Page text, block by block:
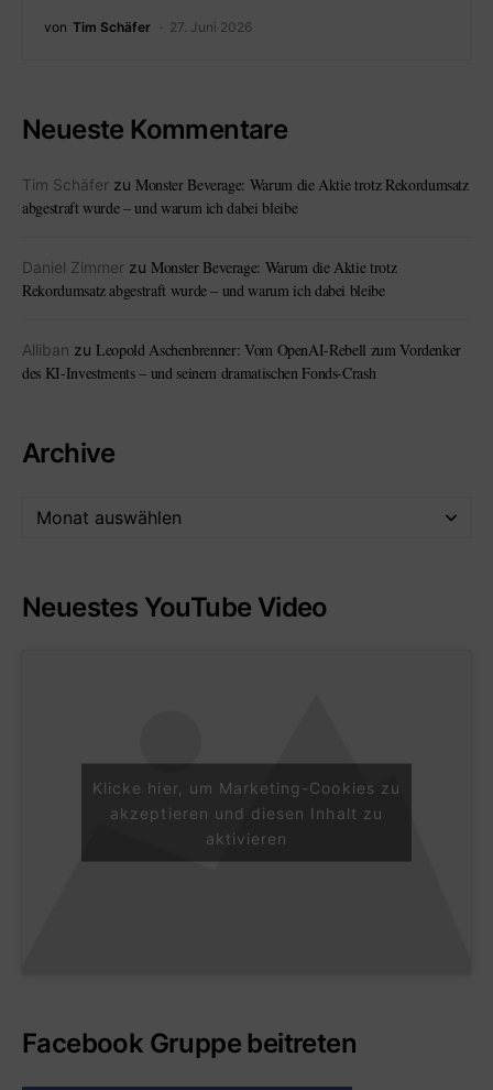
von Tim Schäfer 27. Juni 2026
Neueste Kommentare
Tim Schäfer zu Monster Beverage: Warum die Aktie trotz Rekordumsatz
abgestraft wurde – und warum ich dabei bleibe
Daniel Zimmer zu Monster Beverage: Warum die Aktie trotz
Rekordumsatz abgestraft wurde – und warum ich dabei bleibe
Alliban zu Leopold Aschenbrenner: Vom OpenAI-Rebell zum Vordenker
des KI-Investments – und seinem dramatischen Fonds-Crash
Archive
Neuestes YouTube Video
Klicke hier, um Marketing-Cookies zu
akzeptieren und diesen Inhalt zu
aktivieren
Facebook Gruppe beitreten